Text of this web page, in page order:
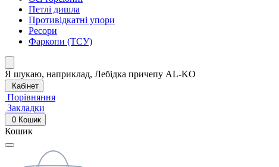
Петлі дишла
Противідкатні упори
Ресори
Фаркопи (ТСУ)
Я шукаю, наприклад, Лебідка причепу AL-KO
Кабінет
Порівняння
Закладки
0 Кошик
Кошик